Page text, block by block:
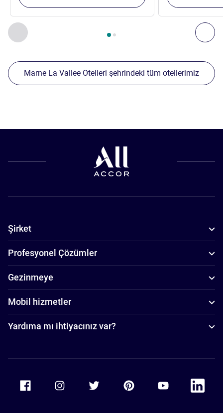
Önceki - Yakınlardaki diğer tesislerimiz
Sayfa , Yakınlardaki diğer tesislerimiz 1 :, Yakınlardaki
Marne La Vallee Otelleri şehrindeki tüm otellerimiz
Şirket
Profesyonel Çözümler
Gezinmeye
Mobil hizmetler
Yardıma mı ihtiyacınız var?
Accor Youtube
Accor